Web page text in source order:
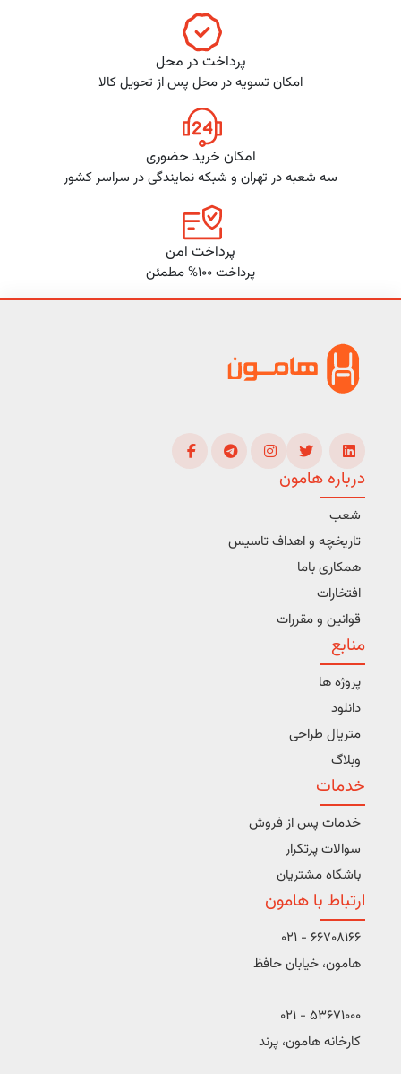
پرداخت در محل
امکان تسویه در محل پس از تحویل کالا
امکان خرید حضوری
سه شعبه در تهران و شبکه نمایندگی در سراسر کشور
پرداخت امن
پرداخت 100% مطمئن
درباره هامون
شعب
تاریخچه و اهداف تاسیس
همکاری باما
افتخارات
قوانین و مقررات
منابع
پروژه ها
دانلود
متریال طراحی
وبلاگ
خدمات
خدمات پس از فروش
سوالات پرتکرار
باشگاه مشتریان
ارتباط با هامون
66708166 - 021
هامون، خیابان حافظ
53671000 - 021
کارخانه هامون، پرند